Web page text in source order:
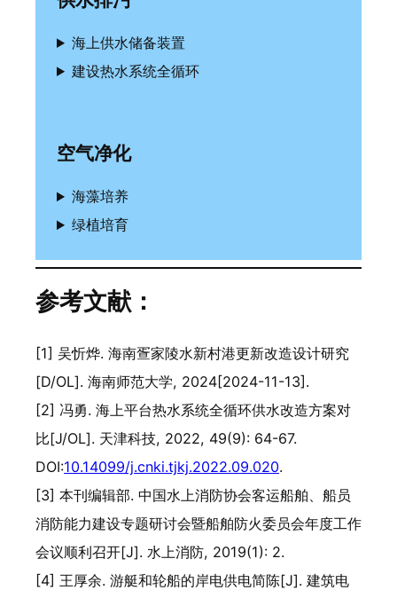
海上供水储备装置
建设热水系统全循环
空气净化
海藻培养
绿植培育
参考文献：
[1] 吴忻烨. 海南疍家陵水新村港更新改造设计研究
[D/OL]. 海南师范大学, 2024[2024-11-13].
[2] 冯勇. 海上平台热水系统全循环供水改造方案对
比[J/OL]. 天津科技, 2022, 49(9): 64-67.
DOI:10.14099/j.cnki.tjkj.2022.09.020.
[3] 本刊编辑部. 中国水上消防协会客运船舶、船员
消防能力建设专题研讨会暨船舶防火委员会年度工作
会议顺利召开[J]. 水上消防, 2019(1): 2.
[4] 王厚余. 游艇和轮船的岸电供电简陈[J]. 建筑电